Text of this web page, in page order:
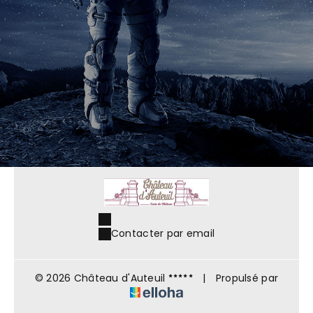
Contacter par email
© 2026 Château d'Auteuil | Propulsé par